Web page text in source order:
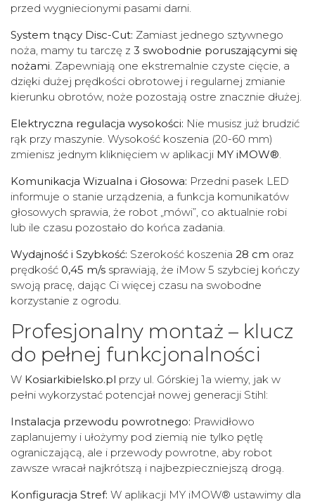
przed wygniecionymi pasami darni.
System tnący Disc-Cut: Zamiast jednego sztywnego
noża, mamy tu tarczę z 3 swobodnie poruszającymi się
nożami. Zapewniają one ekstremalnie czyste cięcie, a
dzięki dużej prędkości obrotowej i regularnej zmianie
kierunku obrotów, noże pozostają ostre znacznie dłużej.
Elektryczna regulacja wysokości: Nie musisz już brudzić
rąk przy maszynie. Wysokość koszenia (20-60 mm)
zmienisz jednym kliknięciem w aplikacji MY iMOW®.
Komunikacja Wizualna i Głosowa: Przedni pasek LED
informuje o stanie urządzenia, a funkcja komunikatów
głosowych sprawia, że robot „mówi”, co aktualnie robi
lub ile czasu pozostało do końca zadania.
Wydajność i Szybkość: Szerokość koszenia 28 cm oraz
prędkość 0,45 m/s sprawiają, że iMow 5 szybciej kończy
swoją pracę, dając Ci więcej czasu na swobodne
korzystanie z ogrodu.
Profesjonalny montaż – klucz
do pełnej funkcjonalności
W Kosiarkibielsko.pl przy ul. Górskiej 1a wiemy, jak w
pełni wykorzystać potencjał nowej generacji Stihl:
Instalacja przewodu powrotnego: Prawidłowo
zaplanujemy i ułożymy pod ziemią nie tylko pętlę
ograniczającą, ale i przewody powrotne, aby robot
zawsze wracał najkrótszą i najbezpieczniejszą drogą.
Konfiguracja Stref: W aplikacji MY iMOW® ustawimy dla